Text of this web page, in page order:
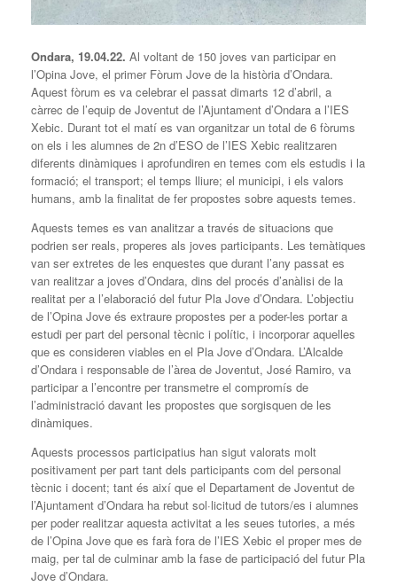
Ondara, 19.04.22. Al voltant de 150 joves van participar en
l’Opina Jove, el primer Fòrum Jove de la història d’Ondara.
Aquest fòrum es va celebrar el passat dimarts 12 d’abril, a
càrrec de l’equip de Joventut de l’Ajuntament d’Ondara a l’IES
Xebic. Durant tot el matí es van organitzar un total de 6 fòrums
on els i les alumnes de 2n d’ESO de l’IES Xebic realitzaren
diferents dinàmiques i aprofundiren en temes com els estudis i la
formació; el transport; el temps lliure; el municipi, i els valors
humans, amb la finalitat de fer propostes sobre aquests temes.
Aquests temes es van analitzar a través de situacions que
podrien ser reals, properes als joves participants. Les temàtiques
van ser extretes de les enquestes que durant l’any passat es
van realitzar a joves d’Ondara, dins del procés d’anàlisi de la
realitat per a l’elaboració del futur Pla Jove d’Ondara. L’objectiu
de l’Opina Jove és extraure propostes per a poder-les portar a
estudi per part del personal tècnic i polític, i incorporar aquelles
que es consideren viables en el Pla Jove d’Ondara. L’Alcalde
d’Ondara i responsable de l’àrea de Joventut, José Ramiro, va
participar a l’encontre per transmetre el compromís de
l’administració davant les propostes que sorgisquen de les
dinàmiques.
Aquests processos participatius han sigut valorats molt
positivament per part tant dels participants com del personal
tècnic i docent; tant és així que el Departament de Joventut de
l’Ajuntament d’Ondara ha rebut sol·licitud de tutors/es i alumnes
per poder realitzar aquesta activitat a les seues tutories, a més
de l’Opina Jove que es farà fora de l’IES Xebic el proper mes de
maig, per tal de culminar amb la fase de participació del futur Pla
Jove d’Ondara.